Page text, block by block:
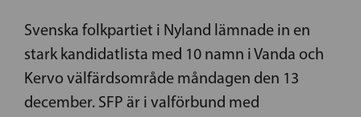
Svenska folkpartiet i Nyland lämnade in en
stark kandidatlista med 10 namn i Vanda och
Kervo välfärdsområde måndagen den 13
december. SFP är i valförbund med